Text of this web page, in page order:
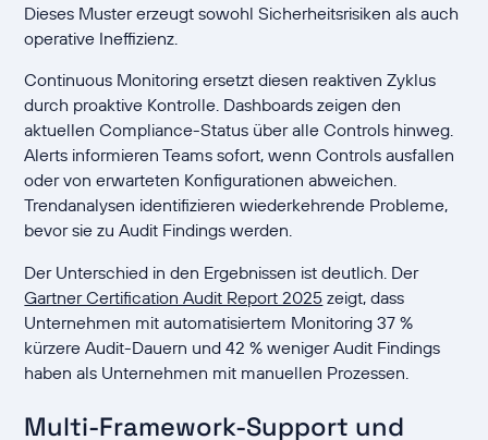
Dieses Muster erzeugt sowohl Sicherheitsrisiken als auch
operative Ineffizienz.
Continuous Monitoring ersetzt diesen reaktiven Zyklus
durch proaktive Kontrolle. Dashboards zeigen den
aktuellen Compliance-Status über alle Controls hinweg.
Alerts informieren Teams sofort, wenn Controls ausfallen
oder von erwarteten Konfigurationen abweichen.
Trendanalysen identifizieren wiederkehrende Probleme,
bevor sie zu Audit Findings werden.
Der Unterschied in den Ergebnissen ist deutlich. Der
Gartner Certification Audit Report 2025 zeigt, dass
Unternehmen mit automatisiertem Monitoring 37 %
kürzere Audit-Dauern und 42 % weniger Audit Findings
haben als Unternehmen mit manuellen Prozessen.
Multi-Framework-Support und